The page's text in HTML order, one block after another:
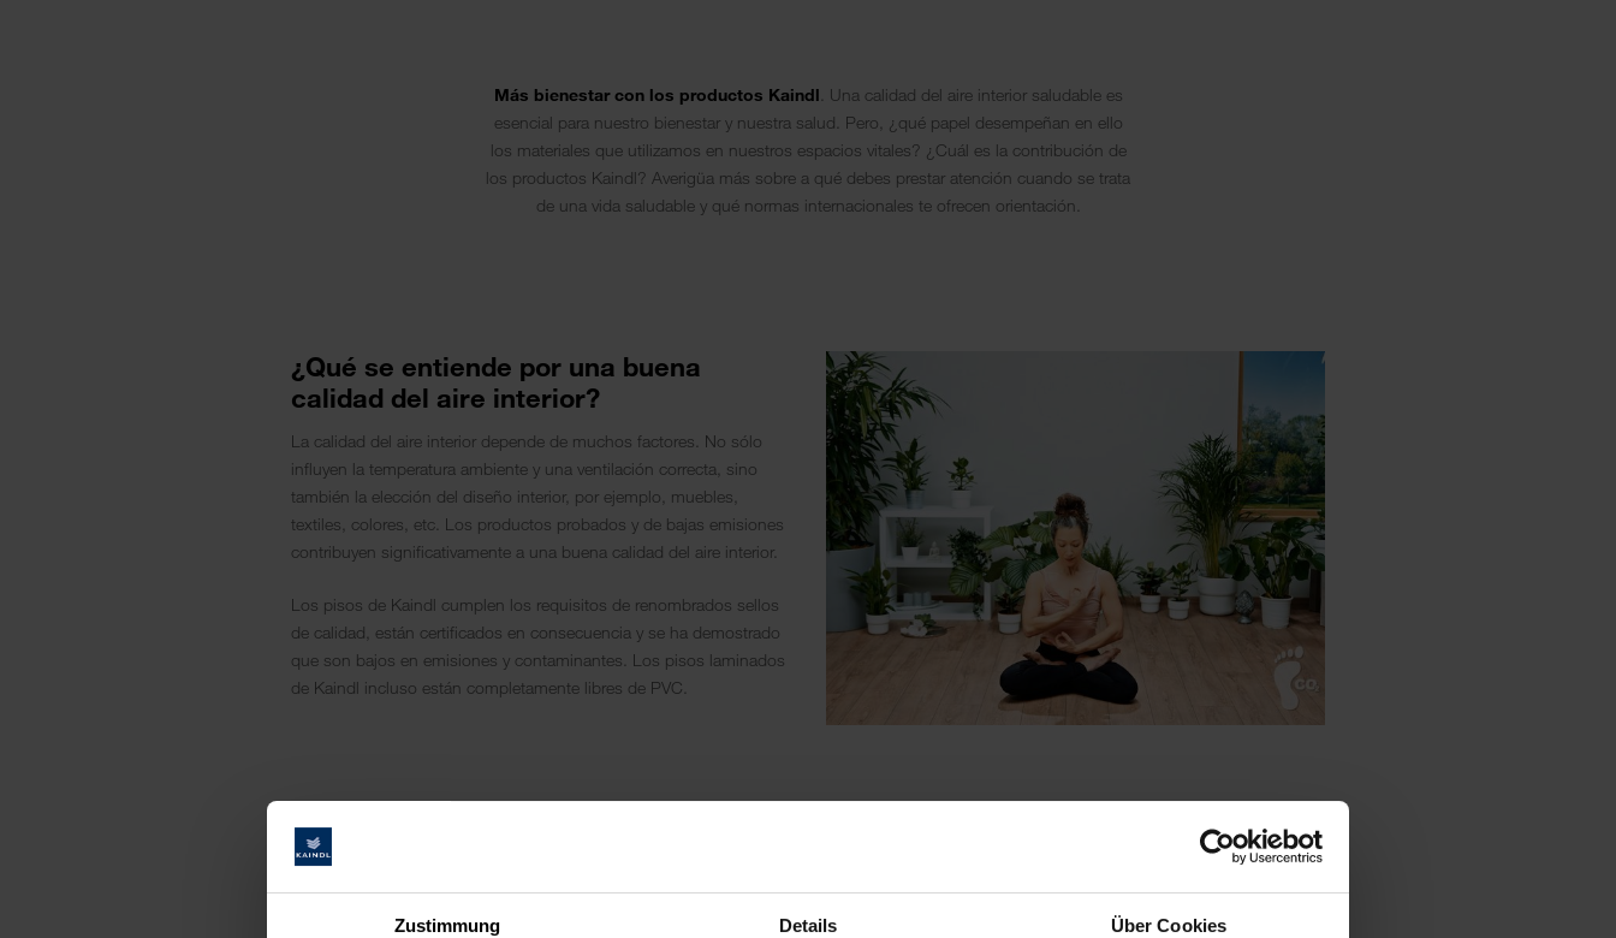
Zustimmung Details Über Cookies
Más bienestar con los productos Kaindl . Una calidad del aire interior saludable es
esencial para nuestro bienestar y nuestra salud. Pero, ¿qué papel desempeñan en ello
los materiales que utilizamos en nuestros espacios vitales? ¿Cuál es la contribución de
los productos Kaindl? Averigüa más sobre a qué debes prestar atención cuando se trata
de una vida saludable y qué normas internacionales te ofrecen orientación.
¿Qué se entiende por una buena
calidad del aire interior?
La calidad del aire interior depende de muchos factores. No sólo
influyen la temperatura ambiente y una ventilación correcta, sino
también la elección del diseño interior, por ejemplo, muebles,
textiles, colores, etc. Los productos probados y de bajas emisiones
contribuyen significativamente a una buena calidad del aire interior.
Los pisos de Kaindl cumplen los requisitos de renombrados sellos
de calidad, están certificados en consecuencia y se ha demostrado
que son bajos en emisiones y contaminantes. Los pisos laminados
de Kaindl incluso están completamente libres de PVC.
Cumplimos las normas de calidad y
medioambientales más estrictas